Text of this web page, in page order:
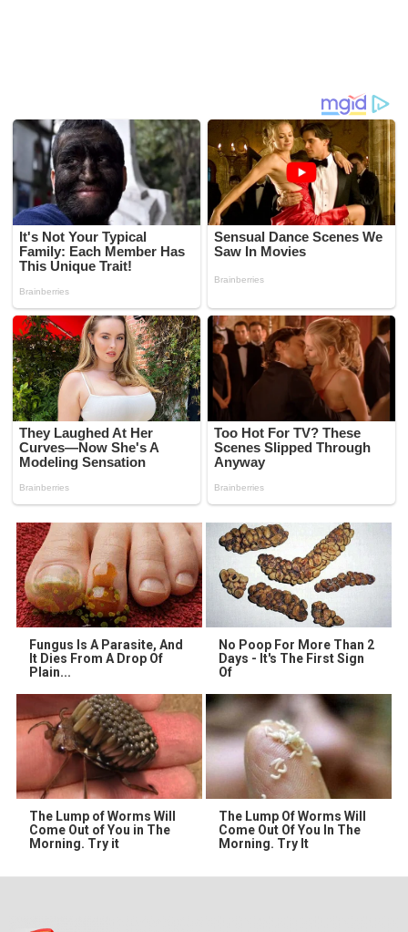
Fungus Is A Parasite, And
It Dies From A Drop Of
Plain...
No Poop For More Than 2
Days - It's The First Sign
Of
The Lump of Worms Will
Come Out of You in The
Morning. Try it
The Lump Of Worms Will
Come Out Of You In The
Morning. Try It